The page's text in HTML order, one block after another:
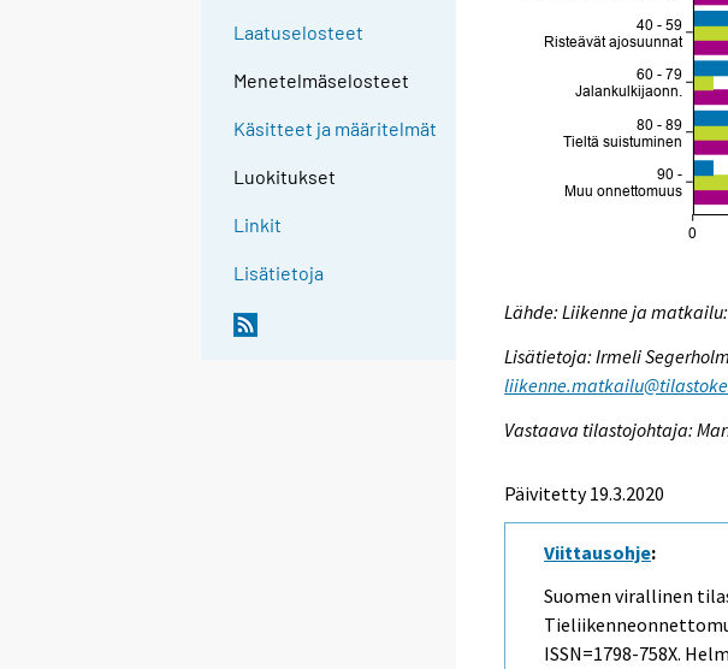
Laatuselosteet
Menetelmäselosteet
Käsitteet ja määritelmät
Luokitukset
Linkit
Lisätietoja
Lähde: Liikenne ja
Lisätietoja: Irmeli
Vastaava tilastojohtaja:
Päivitetty 19.3.2020
Viittausohje:
Suomen virallinen
ISSN=1798-758X.